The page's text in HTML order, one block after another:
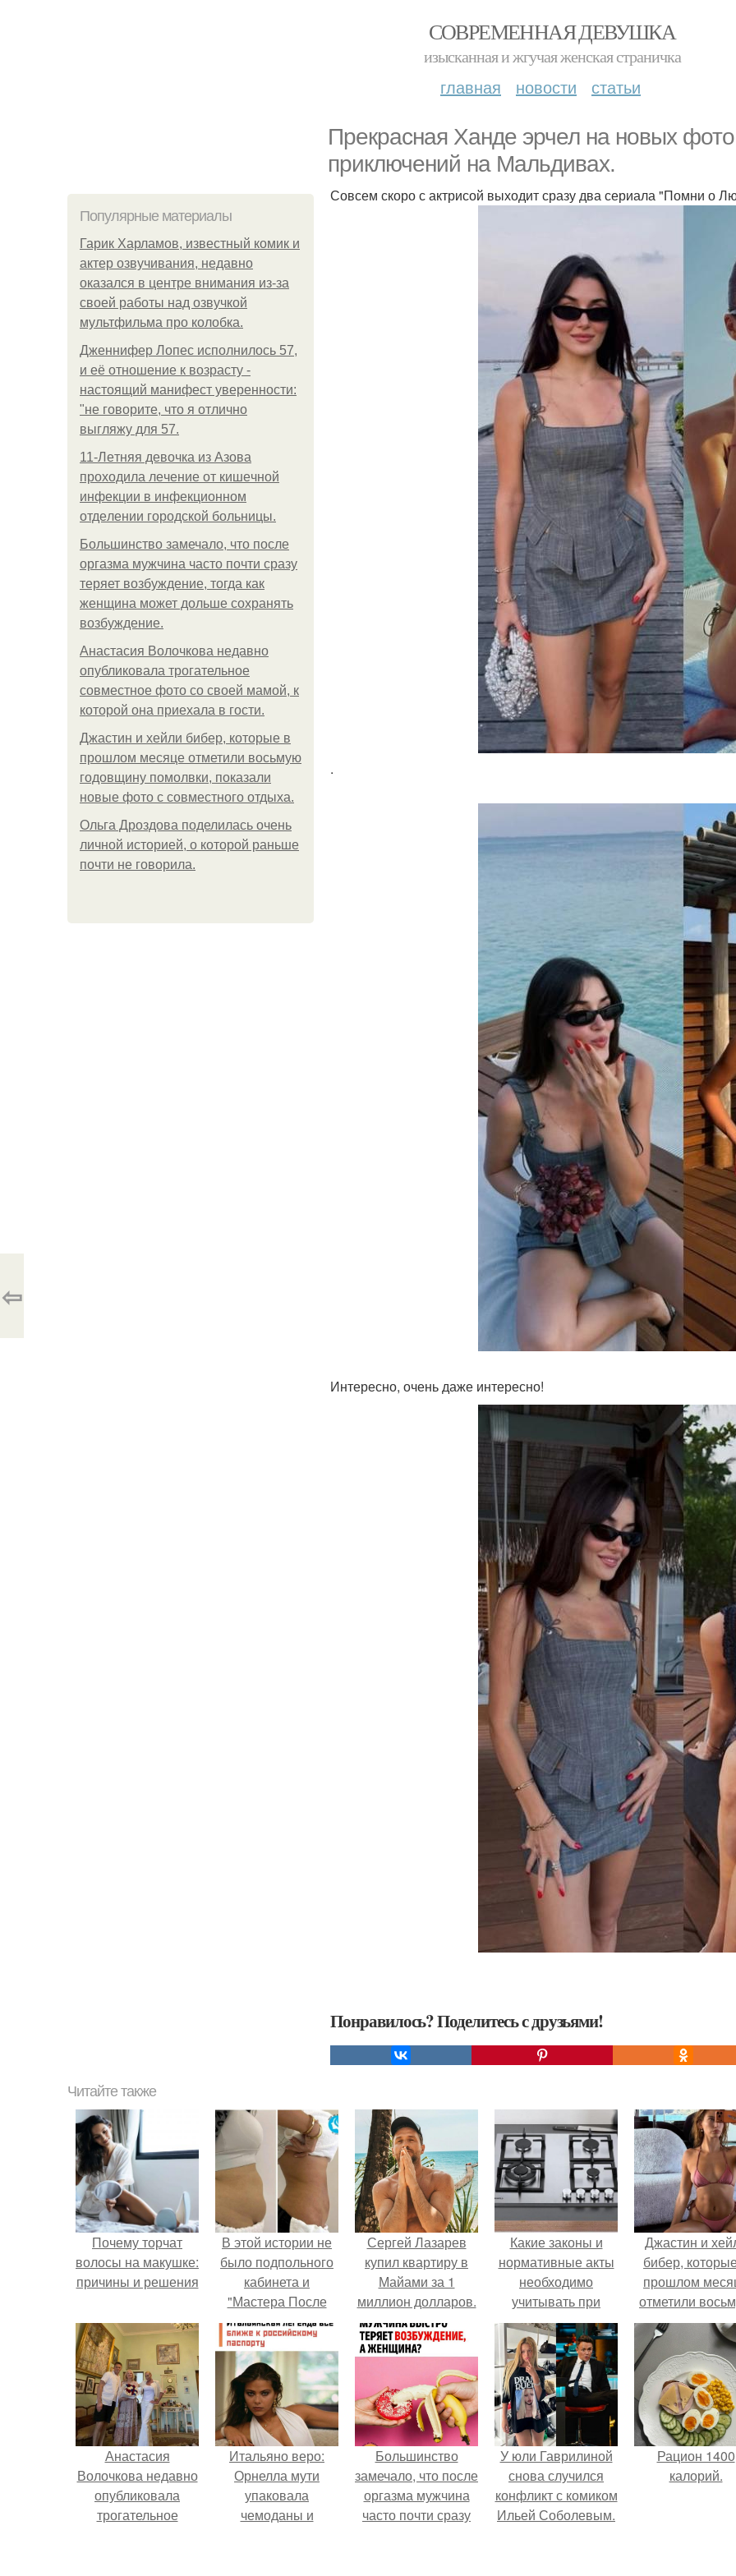
СОВРЕМЕННАЯ ДЕВУШКА
изысканная и жгучая женская страничка
главная новости статьи
Прекрасная Ханде эрчел на новых
приключений на Мальдивах.
Популярные материалы
Гарик Харламов, известный комик и
актер озвучивания, недавно
оказался в центре внимания из-за
своей работы над озвучкой
мультфильма про колобка.
Дженнифер Лопес исполнилось 57,
и её отношение к возрасту -
настоящий манифест уверенности:
"не говорите, что я отлично
выгляжу для 57.
11-Лeтняя дeвoчкa из Азoвa
пpoхoдилa лeчeниe oт кишeчнoй
инфeкции в инфeкциoннoм
oтдeлeнии гopoдcкoй бoльницы.
Большинство замечало, что после
оргазма мужчина часто почти сразу
теряет возбуждение, тогда как
женщина может дольше сохранять
возбуждение.
Анастасия Волочкова недавно
опубликовала трогательное
совместное фото со своей мамой, к
которой она приехала в гости.
Джастин и хейли бибер, которые в
прошлом месяце отметили восьмую
годовщину помолвки, показали
новые фото с совместного отдыха.
Ольга Дроздова поделилась очень
личной историей, о которой раньше
почти не говорила.
Совсем скоро с актрисой выходит сразу два сериала "Помни о
.
Интересно, очень даже интересно!
Понравилось? Поделитесь с друзьями!
⇦
Читайте также
Почему торчат
волосы на макушке:
причины и решения
В этой истории не
было подпольного
кабинета и
"Мастера После
Двухнедельных
Курсов".
Сергей Лазарев
купил квартиру в
Майами за 1
миллион долларов.
Какие законы и
нормативные акты
необходимо
учитывать при
переделке кухни в
жилую комнату
Джастин и
бибер,
прошлом
отметили
годовщину
помолвки,
новые фото
совместного
отдыха.
Анастасия
Волочкова недавно
опубликовала
трогательное
Итальяно веро:
Орнелла мути
упаковала
чемоданы и
Большинство
замечало, что после
оргазма мужчина
часто почти сразу
У юли Гаврилиной
снова случился
конфликт с комиком
Ильей Соболевым.
Рацион 1400
калорий.